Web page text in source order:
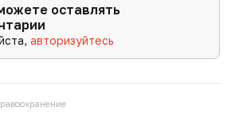
оставлять
авторизуйтесь